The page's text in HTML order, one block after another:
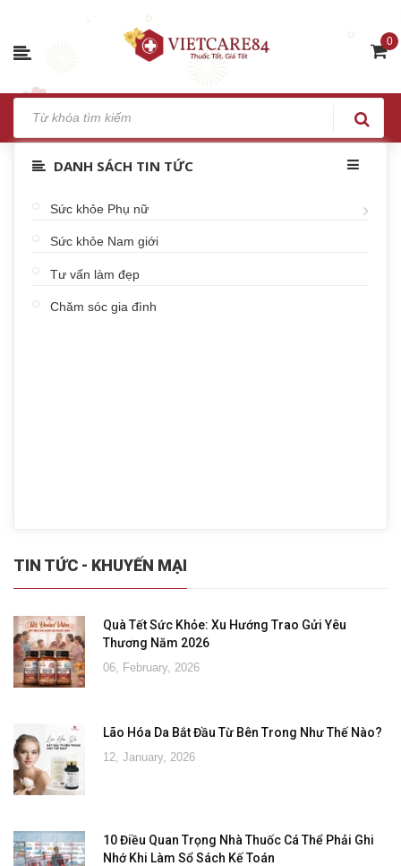
0
DANH SÁCH TIN TỨC
Sức khỏe Phụ nữ
Sức khỏe Nam giới
Tư vấn làm đẹp
Chăm sóc gia đình
TIN TỨC - KHUYẾN MẠI
Quà Tết Sức Khỏe: Xu Hướng Trao Gửi Yêu
Thương Năm 2026
06, February, 2026
Lão Hóa Da Bắt Đầu Từ Bên Trong Như Thế Nào?
12, January, 2026
10 Điều Quan Trọng Nhà Thuốc Cá Thể Phải Ghi
Nhớ Khi Làm Sổ Sách Kế Toán